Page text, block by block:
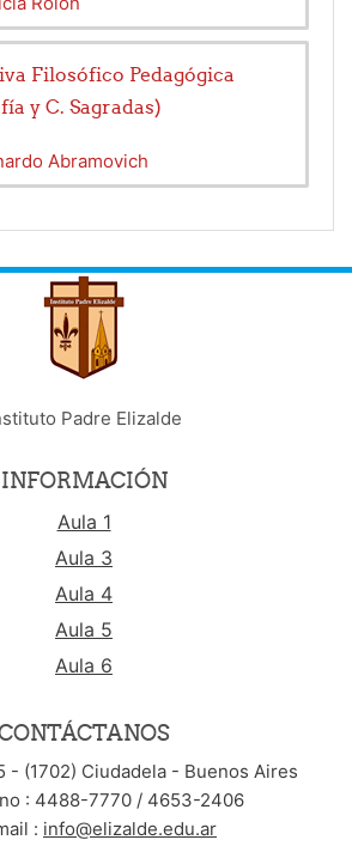
Filosófico Pedagógica
y C. Sagradas)
Abramovich
Padre Elizalde
INFORMACIÓN
Aula 1
Aula 3
Aula 4
Aula 5
Aula 6
- (1702) Ciudadela - Buenos Aires
: 4488-7770 / 4653-2406
: info@elizalde.edu.ar